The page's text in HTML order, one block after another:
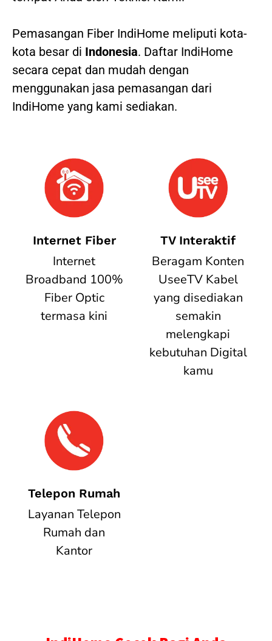
Pemasangan Fiber IndiHome meliputi kota-
kota besar di Indonesia. Daftar IndiHome
secara cepat dan mudah dengan
menggunakan jasa pemasangan dari
IndiHome yang kami sediakan.
Internet Fiber
Internet
Broadband 100%
Fiber Optic
termasa kini
TV Interaktif
Beragam Konten
UseeTV Kabel
yang disediakan
semakin
melengkapi
kebutuhan Digital
kamu
Telepon Rumah
Layanan Telepon
Rumah dan
Kantor